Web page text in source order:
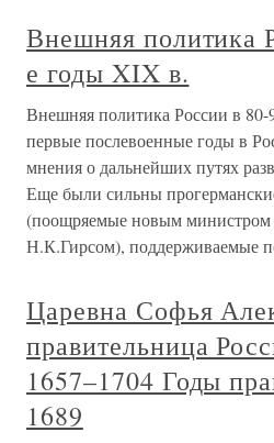
Внешняя политика
е годы XIX в.
Внешняя политика России в
первые послевоенные годы в
мнения о дальнейших путях
Еще были сильны
(поощряемые новым министром
Н.К.Гирсом), поддерживаемые
Царевна Софья
правительница
1657–1704 Годы
1689